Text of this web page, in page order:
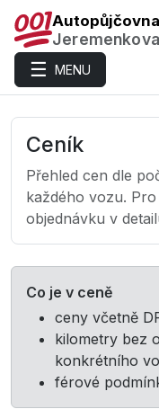
Jeremenkova
☰ MENU
Ceník
Přehled cen dle
každého vozu.
objednávku v
Co je v ceně
ceny včetně
kilometry bez
konkrétního
férové